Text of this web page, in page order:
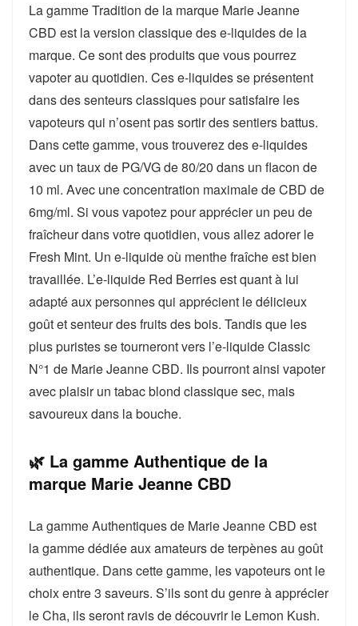
La gamme Tradition de la marque Marie Jeanne
CBD est la version classique des e-liquides de la
marque. Ce sont des produits que vous pourrez
vapoter au quotidien. Ces e-liquides se présentent
dans des senteurs classiques pour satisfaire les
vapoteurs qui n’osent pas sortir des sentiers battus.
Dans cette gamme, vous trouverez des e-liquides
avec un taux de PG/VG de 80/20 dans un flacon de
10 ml. Avec une concentration maximale de CBD de
6mg/ml. Si vous vapotez pour apprécier un peu de
fraîcheur dans votre quotidien, vous allez adorer le
Fresh Mint. Un e-liquide où menthe fraîche est bien
travaillée. L’e-liquide Red Berries est quant à lui
adapté aux personnes qui apprécient le délicieux
goût et senteur des fruits des bois. Tandis que les
plus puristes se tourneront vers l’e-liquide Classic
N°1 de Marie Jeanne CBD. Ils pourront ainsi vapoter
avec plaisir un tabac blond classique sec, mais
savoureux dans la bouche.
🌿 La gamme Authentique de la
marque Marie Jeanne CBD
La gamme Authentiques de Marie Jeanne CBD est
la gamme dédiée aux amateurs de terpènes au goût
authentique. Dans cette gamme, les vapoteurs ont le
choix entre 3 saveurs. S’ils sont du genre à apprécier
le Cha, ils seront ravis de découvrir le Lemon Kush.